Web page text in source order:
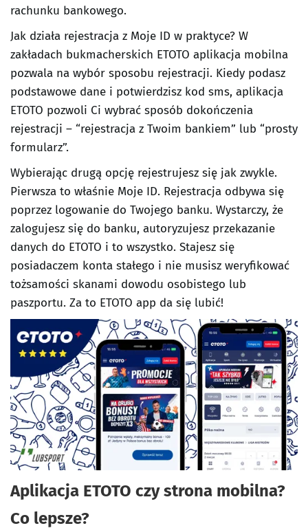
rachunku bankowego.
Jak działa rejestracja z Moje ID w praktyce? W
zakładach bukmacherskich ETOTO aplikacja mobilna
pozwala na wybór sposobu rejestracji. Kiedy podasz
podstawowe dane i potwierdzisz kod sms, aplikacja
ETOTO pozwoli Ci wybrać sposób dokończenia
rejestracji – “rejestracja z Twoim bankiem” lub “prosty
formularz”.
Wybierając drugą opcję rejestrujesz się jak zwykle.
Pierwsza to właśnie Moje ID. Rejestracja odbywa się
poprzez logowanie do Twojego banku. Wystarczy, że
zalogujesz się do banku, autoryzujesz przekazanie
danych do ETOTO i to wszystko. Stajesz się
posiadaczem konta stałego i nie musisz weryfikować
tożsamości skanami dowodu osobistego lub
paszportu. Za to ETOTO app da się lubić!
Aplikacja ETOTO czy strona mobilna?
Co lepsze?